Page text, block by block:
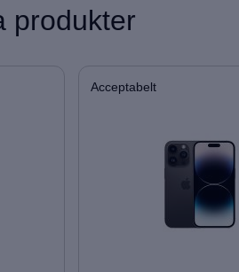
produkter
Acceptabelt